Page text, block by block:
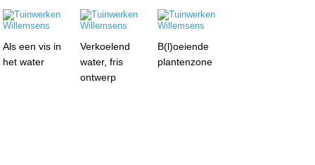
Als een vis in
het water
Verkoelend
water, fris
ontwerp
B(l)oeiende
plantenzone